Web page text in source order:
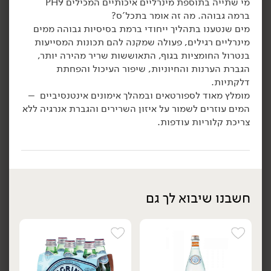
הוספה לסל
12.90
₪/ יח׳
750 מ״ל
1.72 ₪ ל-100 מ״ל
12.90
₪/ יח׳
ברמה גבוהה. מה זה אומר בתכל'ס?
מים שנטענו בתהליך ייחודי ברמת בסיסיות גבוהה ממים
מינרליים רגילים, פעולה שמקנה להם תכונות המסייעות
בנטרול החומציות בגוף, התאוששות שריר מהירה יותר,
הגברת הערנות והחיוניות, שיפור העיכול והפחתת
דלקתיות.
מומלץ מאוד לספורטאים ובמהלך אימונים אינטנסיביים –
המים עוזרים לשמור על איזון השרירים והגברת אנרגיה ללא
צריכת קלוריות עודפות.
חשבנו שיבוא לך גם